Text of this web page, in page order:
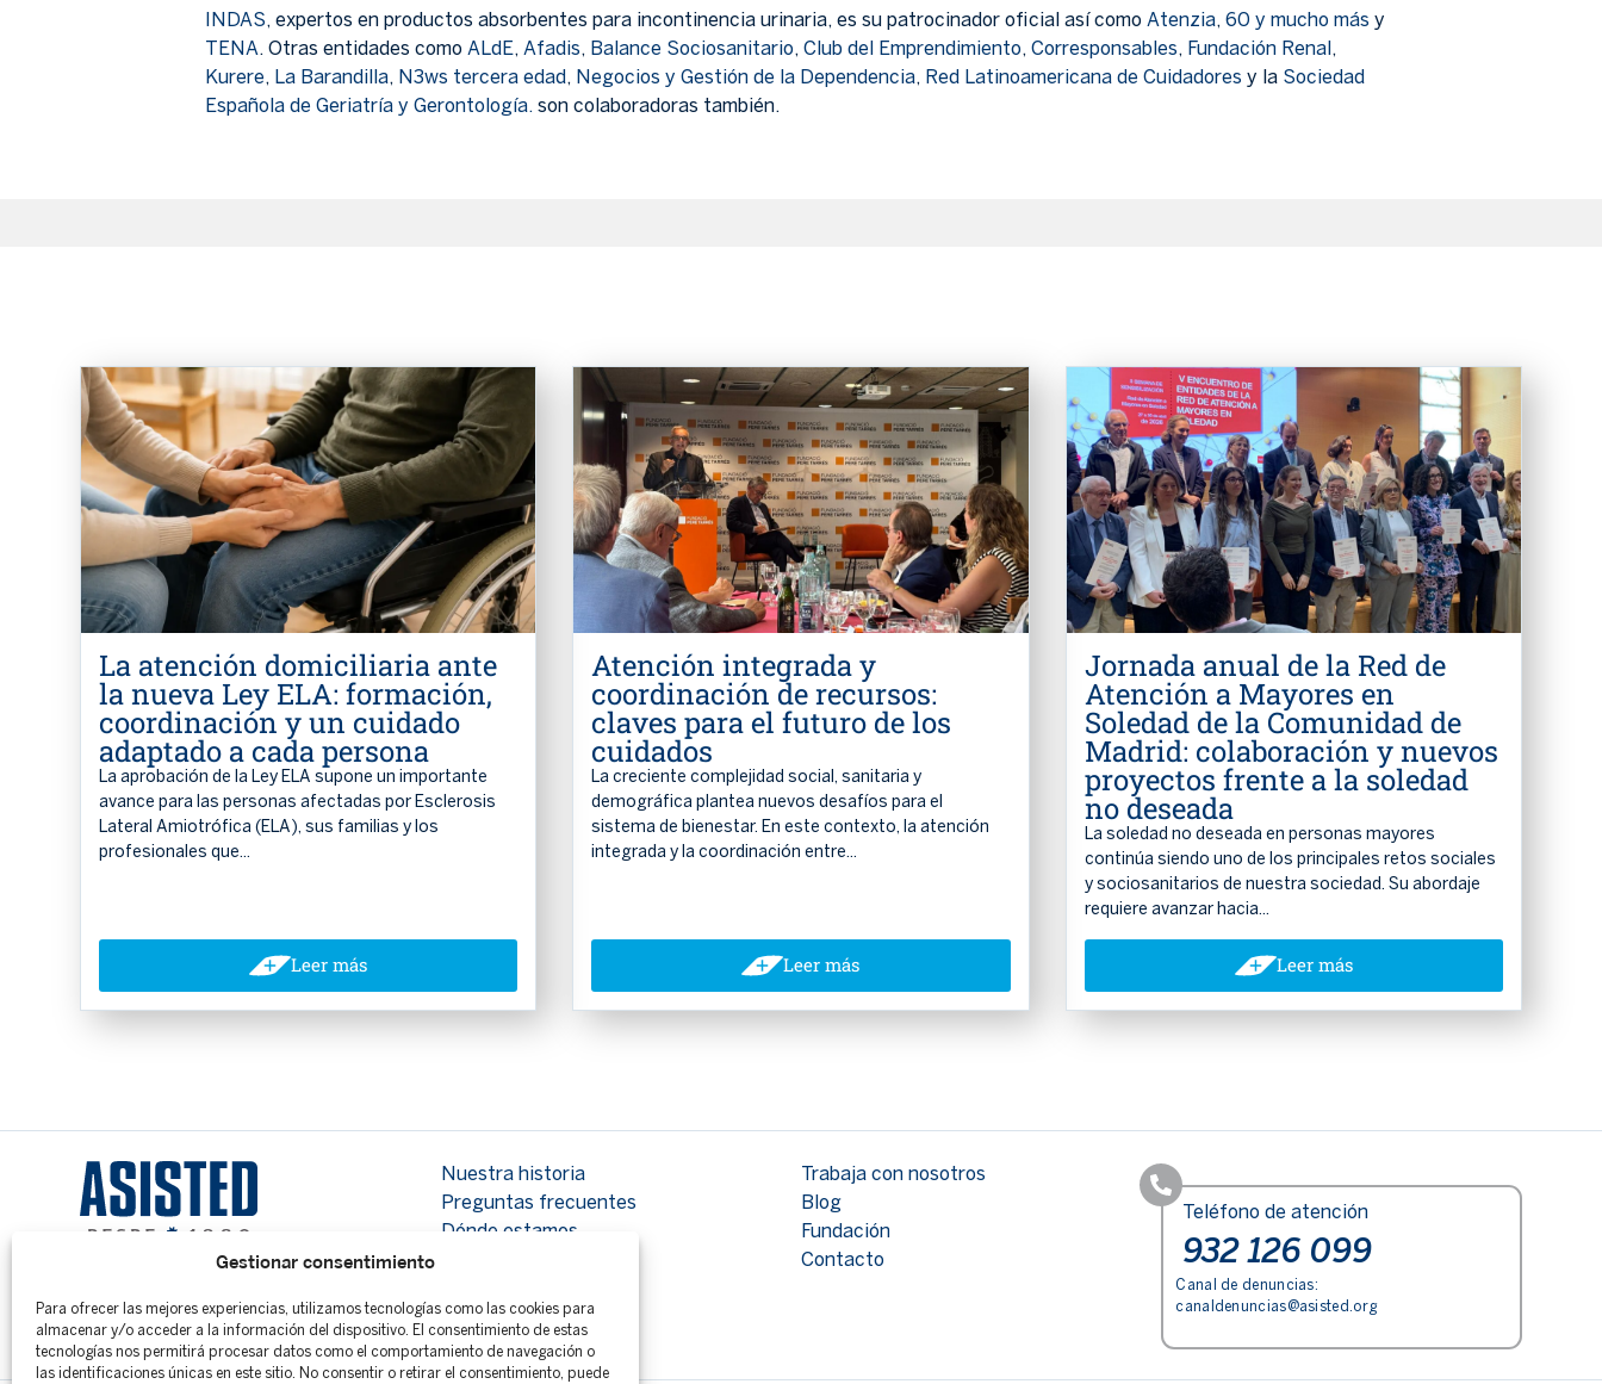
Gestionar consentimiento
Para ofrecer las mejores experiencias, utilizamos tecnologías como las cookies para
almacenar y/o acceder a la información del dispositivo. El consentimiento de estas
tecnologías nos permitirá procesar datos como el comportamiento de navegación o
las identificaciones únicas en este sitio. No consentir o retirar el consentimiento, puede
INDAS, expertos en productos absorbentes para incontinencia urinaria, es su patrocinador oficial así como Atenzia, 60 y mucho más y
TENA. Otras entidades como ALdE, Afadis, Balance Sociosanitario, Club del Emprendimiento, Corresponsables, Fundación Renal ,
Kurere, La Barandilla, N3ws tercera edad, Negocios y Gestión de la Dependencia, Red Latinoamericana de Cuidadores y la Sociedad
Española de Geriatría y Gerontología. son colaboradoras también.
La atención domiciliaria ante
la nueva Ley ELA: formación,
coordinación y un cuidado
adaptado a cada persona
La aprobación de la Ley ELA supone un importante
avance para las personas afectadas por Esclerosis
Lateral Amiotrófica (ELA), sus familias y los
profesionales que...
Leer más
Atención integrada y
coordinación de recursos:
claves para el futuro de los
cuidados
La creciente complejidad social, sanitaria y
demográfica plantea nuevos desafíos para el
sistema de bienestar. En este contexto, la atención
integrada y la coordinación entre...
Leer más
Jornada anual de la Red de
Atención a Mayores en
Soledad de la Comunidad de
Madrid: colaboración y nuevos
proyectos frente a la soledad
no deseada
La soledad no deseada en personas mayores
continúa siendo uno de los principales retos sociales
y sociosanitarios de nuestra sociedad. Su abordaje
requiere avanzar hacia...
Leer más
Nuestra historia
Preguntas frecuentes
Dónde estamos
Trabaja con nosotros
Blog
Fundación
Contacto
Teléfono de atención
932 126 099
Canal de denuncias:
canaldenuncias@asisted.org